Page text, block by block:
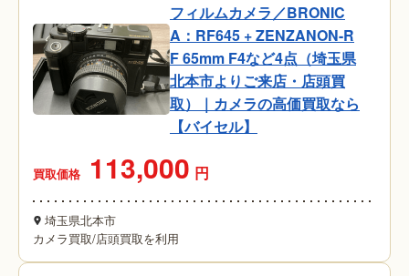
フィルムカメラ／BRONIC
A：RF645 + ZENZANON-R
F 65mm F4など4点（埼玉県
北本市よりご来店・店頭買
取）｜カメラの高価買取なら
【バイセル】
買取価格 113,000 円
埼玉県北本市
カメラ買取/店頭買取を利用